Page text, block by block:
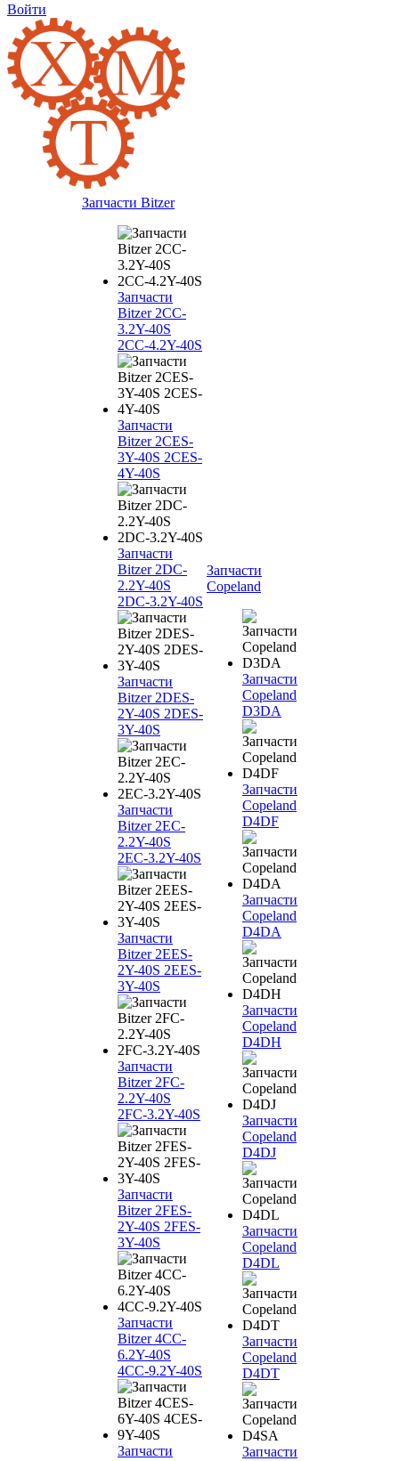
Войти
Запчасти Bitzer
Запчасти
Bitzer 2CC-
3.2Y-40S
2CC-4.2Y-40S
Запчасти
Bitzer 2CES-
3Y-40S 2CES-
4Y-40S
Запчасти
Bitzer 2DC-
2.2Y-40S
2DC-3.2Y-40S
Запчасти
Bitzer 2DES-
2Y-40S 2DES-
3Y-40S
Запчасти
Bitzer 2EC-
2.2Y-40S
2EC-3.2Y-40S
Запчасти
Bitzer 2EES-
2Y-40S 2EES-
3Y-40S
Запчасти
Bitzer 2FC-
2.2Y-40S
2FC-3.2Y-40S
Запчасти
Bitzer 2FES-
2Y-40S 2FES-
3Y-40S
Запчасти
Bitzer 4CC-
6.2Y-40S
4CC-9.2Y-40S
Запчасти
Запчасти
Copeland
Запчасти
Copeland
D3DA
Запчасти
Copeland
D4DF
Запчасти
Copeland
D4DA
Запчасти
Copeland
D4DH
Запчасти
Copeland
D4DJ
Запчасти
Copeland
D4DL
Запчасти
Copeland
D4DT
Запчасти